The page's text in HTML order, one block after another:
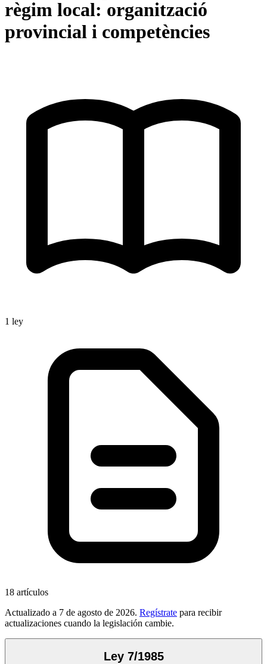
règim local: organització
provincial i competències
1 ley
18 artículos
Actualizado a 7 de agosto de 2026. Regístrate para recibir
actualizaciones cuando la legislación cambie.
Ley 7/1985